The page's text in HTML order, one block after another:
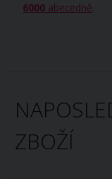
6000 abecedně
ZBOŽÍ